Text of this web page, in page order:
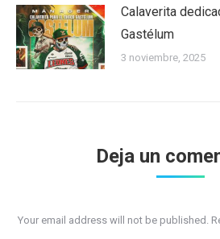
Calaverita
Gastélum
3 noviembre, 2025
Deja un
Your email address will not be published.